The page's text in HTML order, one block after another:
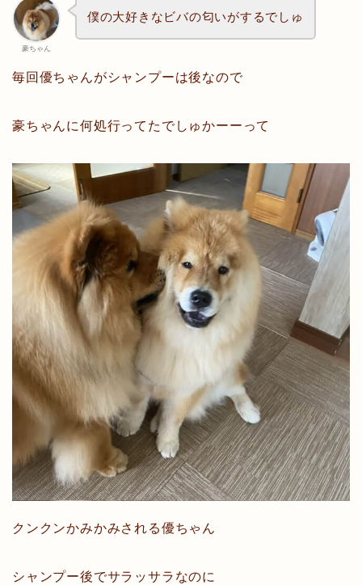
豪ちゃん
僕の大好きなビバの匂いがするでしゅ
毎回優ちゃんがシャンプーは後なので
豪ちゃんに何処行ってたでしゅかーーって
クンクンかみかみされる優ちゃん
シャンプー後でサラッサラなのに